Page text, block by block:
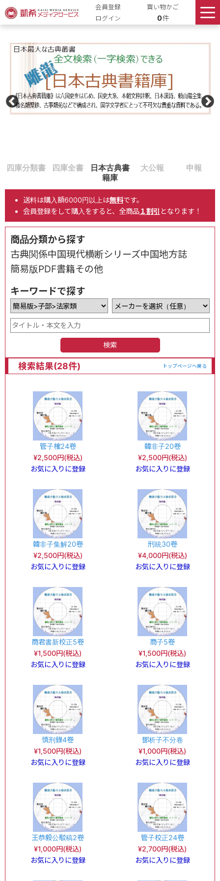
会員登録
ログイン
買い物かご
0件
送料は購入額6000円以上は無料です。
会員登録をして購入をすると、全商品１割引 となります！
商品分類から探す
古典関係中国現代横断シリーズ中国地方誌
簡易版PDF書籍その他
キーワードで探す
検索
検索結果(28件) トップページへ戻る
管子榷24卷
¥2,500円(税込)
お気に入りに登録
韓非子20卷
¥2,500円(税込)
お気に入りに登録
韓非子集解20卷
¥2,500円(税込)
お気に入りに登録
刑統30卷
¥4,000円(税込)
お気に入りに登録
商君書新校正5卷
¥1,500円(税込)
お気に入りに登録
商子5卷
¥1,500円(税込)
お気に入りに登録
慎刑錄4卷
¥1,500円(税込)
お気に入りに登録
鄧析子不分卷
¥1,000円(税込)
お気に入りに登録
王恭毅公駁稿2卷
¥1,000円(税込)
お気に入りに登録
管子校正24卷
¥2,700円(税込)
お気に入りに登録